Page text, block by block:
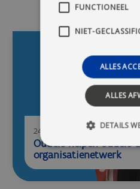
24/02/2026
Ouders helpen ouders
organisatienetwerk
FUNCTIONEEL
NIET-
ALLES
ALLES
DETAILS